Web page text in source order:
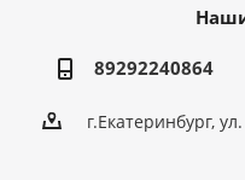
89292240864
г.Екатеринбург,